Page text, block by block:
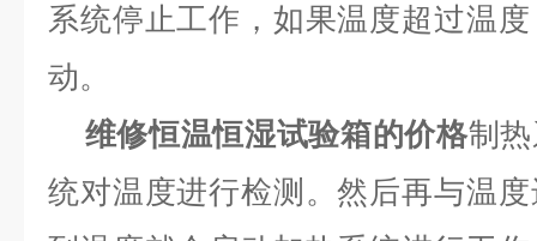
系统停止工作，如果温度超过温
动。
维修恒温恒湿试验箱的价格制
统对温度进行检测。然后再与温